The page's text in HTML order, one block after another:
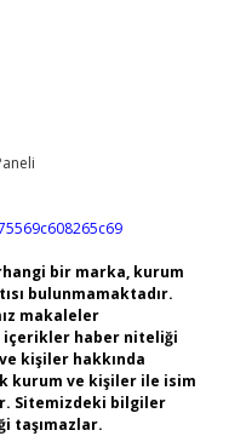
bir marka, kurum
bulunmamaktadır.
makaleler
içerikler haber niteliği
kişiler hakkında
kurum ve kişiler ile isim
Sitemizdeki bilgiler
taşımazlar.